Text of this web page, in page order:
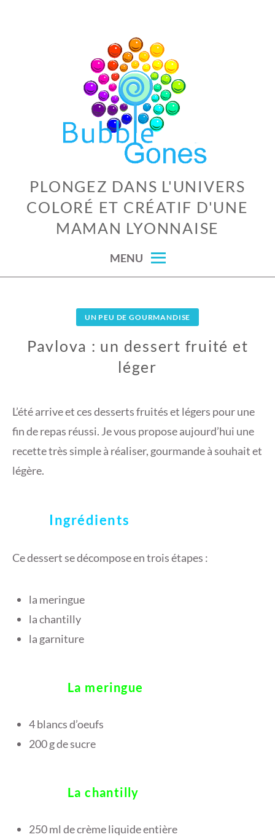
PLONGEZ DANS L'UNIVERS
COLORÉ ET CRÉATIF D'UNE
MAMAN LYONNAISE
MENU
UN PEU DE GOURMANDISE
Pavlova : un dessert fruité et
léger
1
I
N
L’été arrive et ces desserts fruités et légers pour une
fin de repas réussi. Je vous propose aujourd’hui une
recette très simple à réaliser, gourmande à souhait et
légère.
Ingrédients
Ce dessert se décompose en trois étapes :
la meringue
la chantilly
la garniture
La meringue
4 blancs d’oeufs
200 g de sucre
La chantilly
250 ml de crème liquide entière